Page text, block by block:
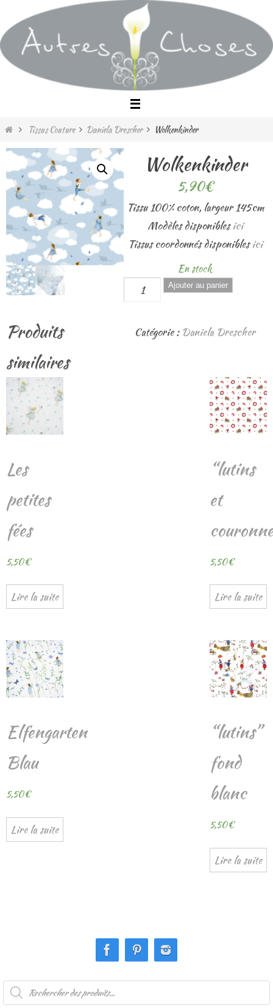
vers
le
contenu
HomeTissus Couture Daniela Drescher Wolkenkinder
Wolkenkinder
5,90€
Tissu 100% coton, largeur 145cm
Modèles disponiblesici
Tissus coordonnés disponiblesici
En stock
quantité
de
Ajouter au panier
Catégorie : Daniela Drescher
Produits
similaires
Les
petites
fées
5,50€
Lire la suite
“lutins
et
5,50€
Lire la suite
Elfengarten
Blau
5,50€
Lire la suite
“lutins”
fond
blanc
5,50€
Lire la suite
Recherche
produits